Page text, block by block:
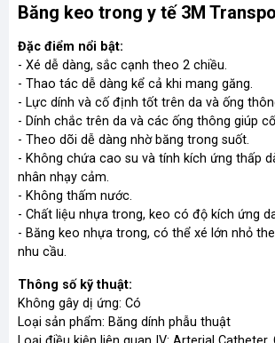
Băng keo trong y tế 3M
Đặc điểm nổi bật:
- Xé dễ dàng, sắc cạnh theo 2 chiều.
- Thao tác dễ dàng kể cả khi mang găng.
- Lực dính và cố định tốt trên da và ống
- Dính chắc trên da và các ống thông giúp
- Theo dõi dễ dàng nhờ băng trong suốt.
- Không chứa cao su và tính kích ứng thấp
nhân nhạy cảm.
- Không thấm nước.
- Chất liệu nhựa trong, keo có độ kích ứng
- Băng keo nhựa trong, có thể xé lớn nhỏ
nhu cầu.
Thông số kỹ thuật:
Không gây dị ứng: Có
Loại sản phẩm: Băng dính phẫu thuật